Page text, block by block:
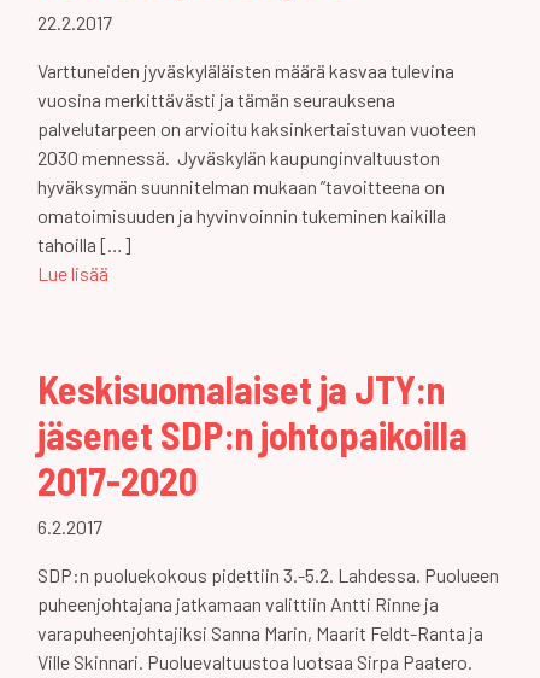
22.2.2017
Varttuneiden jyväskyläläisten määrä kasvaa tulevina
vuosina merkittävästi ja tämän seurauksena
palvelutarpeen on arvioitu kaksinkertaistuvan vuoteen
2030 mennessä. Jyväskylän kaupunginvaltuuston
hyväksymän suunnitelman mukaan ”tavoitteena on
omatoimisuuden ja hyvinvoinnin tukeminen kaikilla
tahoilla […]
Lue lisää
Keskisuomalaiset ja JTY:n
jäsenet SDP:n johtopaikoilla
2017-2020
6.2.2017
SDP:n puoluekokous pidettiin 3.-5.2. Lahdessa. Puolueen
puheenjohtajana jatkamaan valittiin Antti Rinne ja
varapuheenjohtajiksi Sanna Marin, Maarit Feldt-Ranta ja
Ville Skinnari. Puoluevaltuustoa luotsaa Sirpa Paatero.